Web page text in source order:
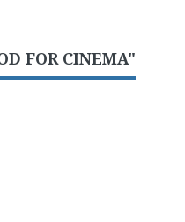
FOR CINEMA"